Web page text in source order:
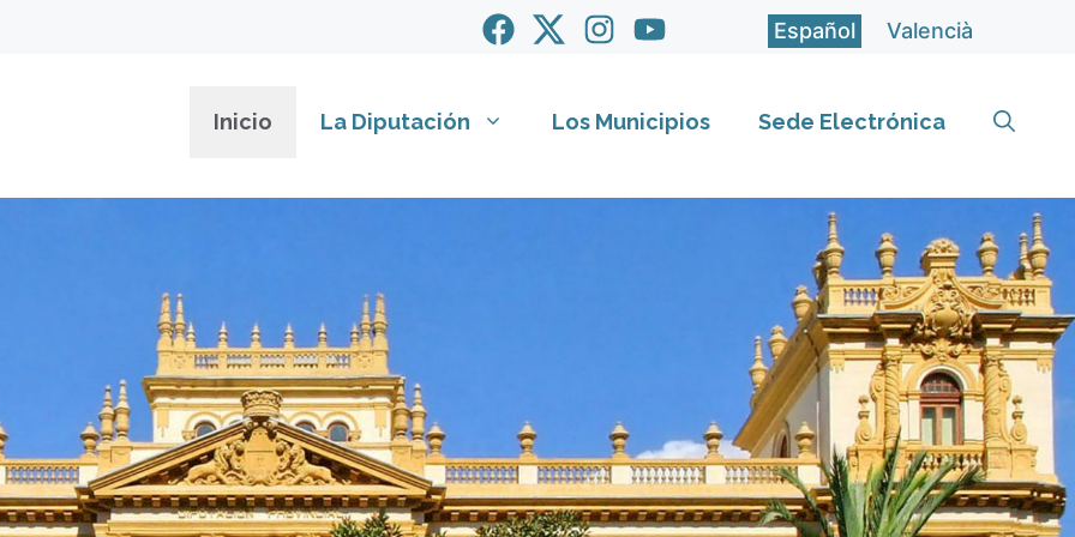
Español Valencià
Inicio La Diputación Los Municipios Sede Electrónica